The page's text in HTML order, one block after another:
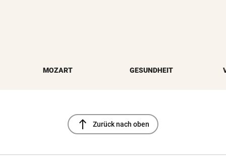
MOZART GESUNDHEIT
north Zurück nach oben